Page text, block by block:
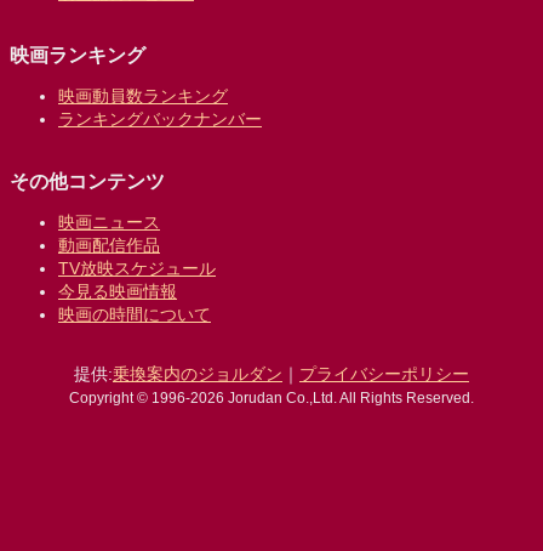
映画ランキング
映画動員数ランキング
ランキングバックナンバー
その他コンテンツ
映画ニュース
動画配信作品
TV放映スケジュール
今見る映画情報
映画の時間について
提供:乗換案内のジョルダン ｜ プライバシーポリシー
Copyright © 1996-2026 Jorudan Co.,Ltd. All Rights Reserved.